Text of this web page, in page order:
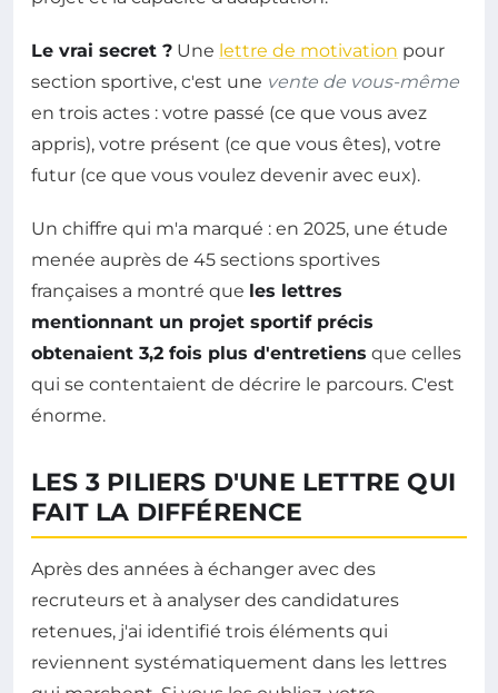
Le vrai secret ? Une lettre de motivation pour
section sportive, c'est une vente de vous-même
en trois actes : votre passé (ce que vous avez
appris), votre présent (ce que vous êtes), votre
futur (ce que vous voulez devenir avec eux).
Un chiffre qui m'a marqué : en 2025, une étude
menée auprès de 45 sections sportives
françaises a montré que les lettres
mentionnant un projet sportif précis
obtenaient 3,2 fois plus d'entretiens que celles
qui se contentaient de décrire le parcours. C'est
énorme.
LES 3 PILIERS D'UNE LETTRE QUI
FAIT LA DIFFÉRENCE
Après des années à échanger avec des
recruteurs et à analyser des candidatures
retenues, j'ai identifié trois éléments qui
reviennent systématiquement dans les lettres